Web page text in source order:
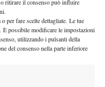
ritirare il consenso può influire
per fare scelte dettagliate. Le tue
È possibile modificare le impostazioni
utilizzando i pulsanti della
del consenso nella parte inferiore
Una volta chiuso il
problemi fisici,
fine del quarto e l’inizio